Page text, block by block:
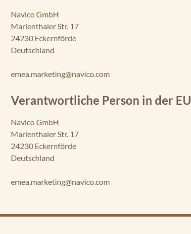
Navico GmbH
Marienthaler Str. 17
24230 Eckernförde
Deutschland
emea.marketing@navico.com
Verantwortliche Person in der EU
Navico GmbH
Marienthaler Str. 17
24230 Eckernförde
Deutschland
emea.marketing@navico.com